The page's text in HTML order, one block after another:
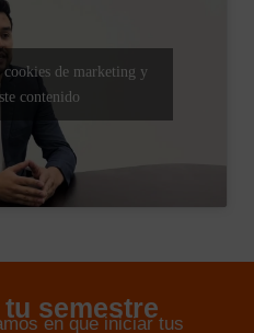
cookies de marketing y
contenido
semestre
en que iniciar tus